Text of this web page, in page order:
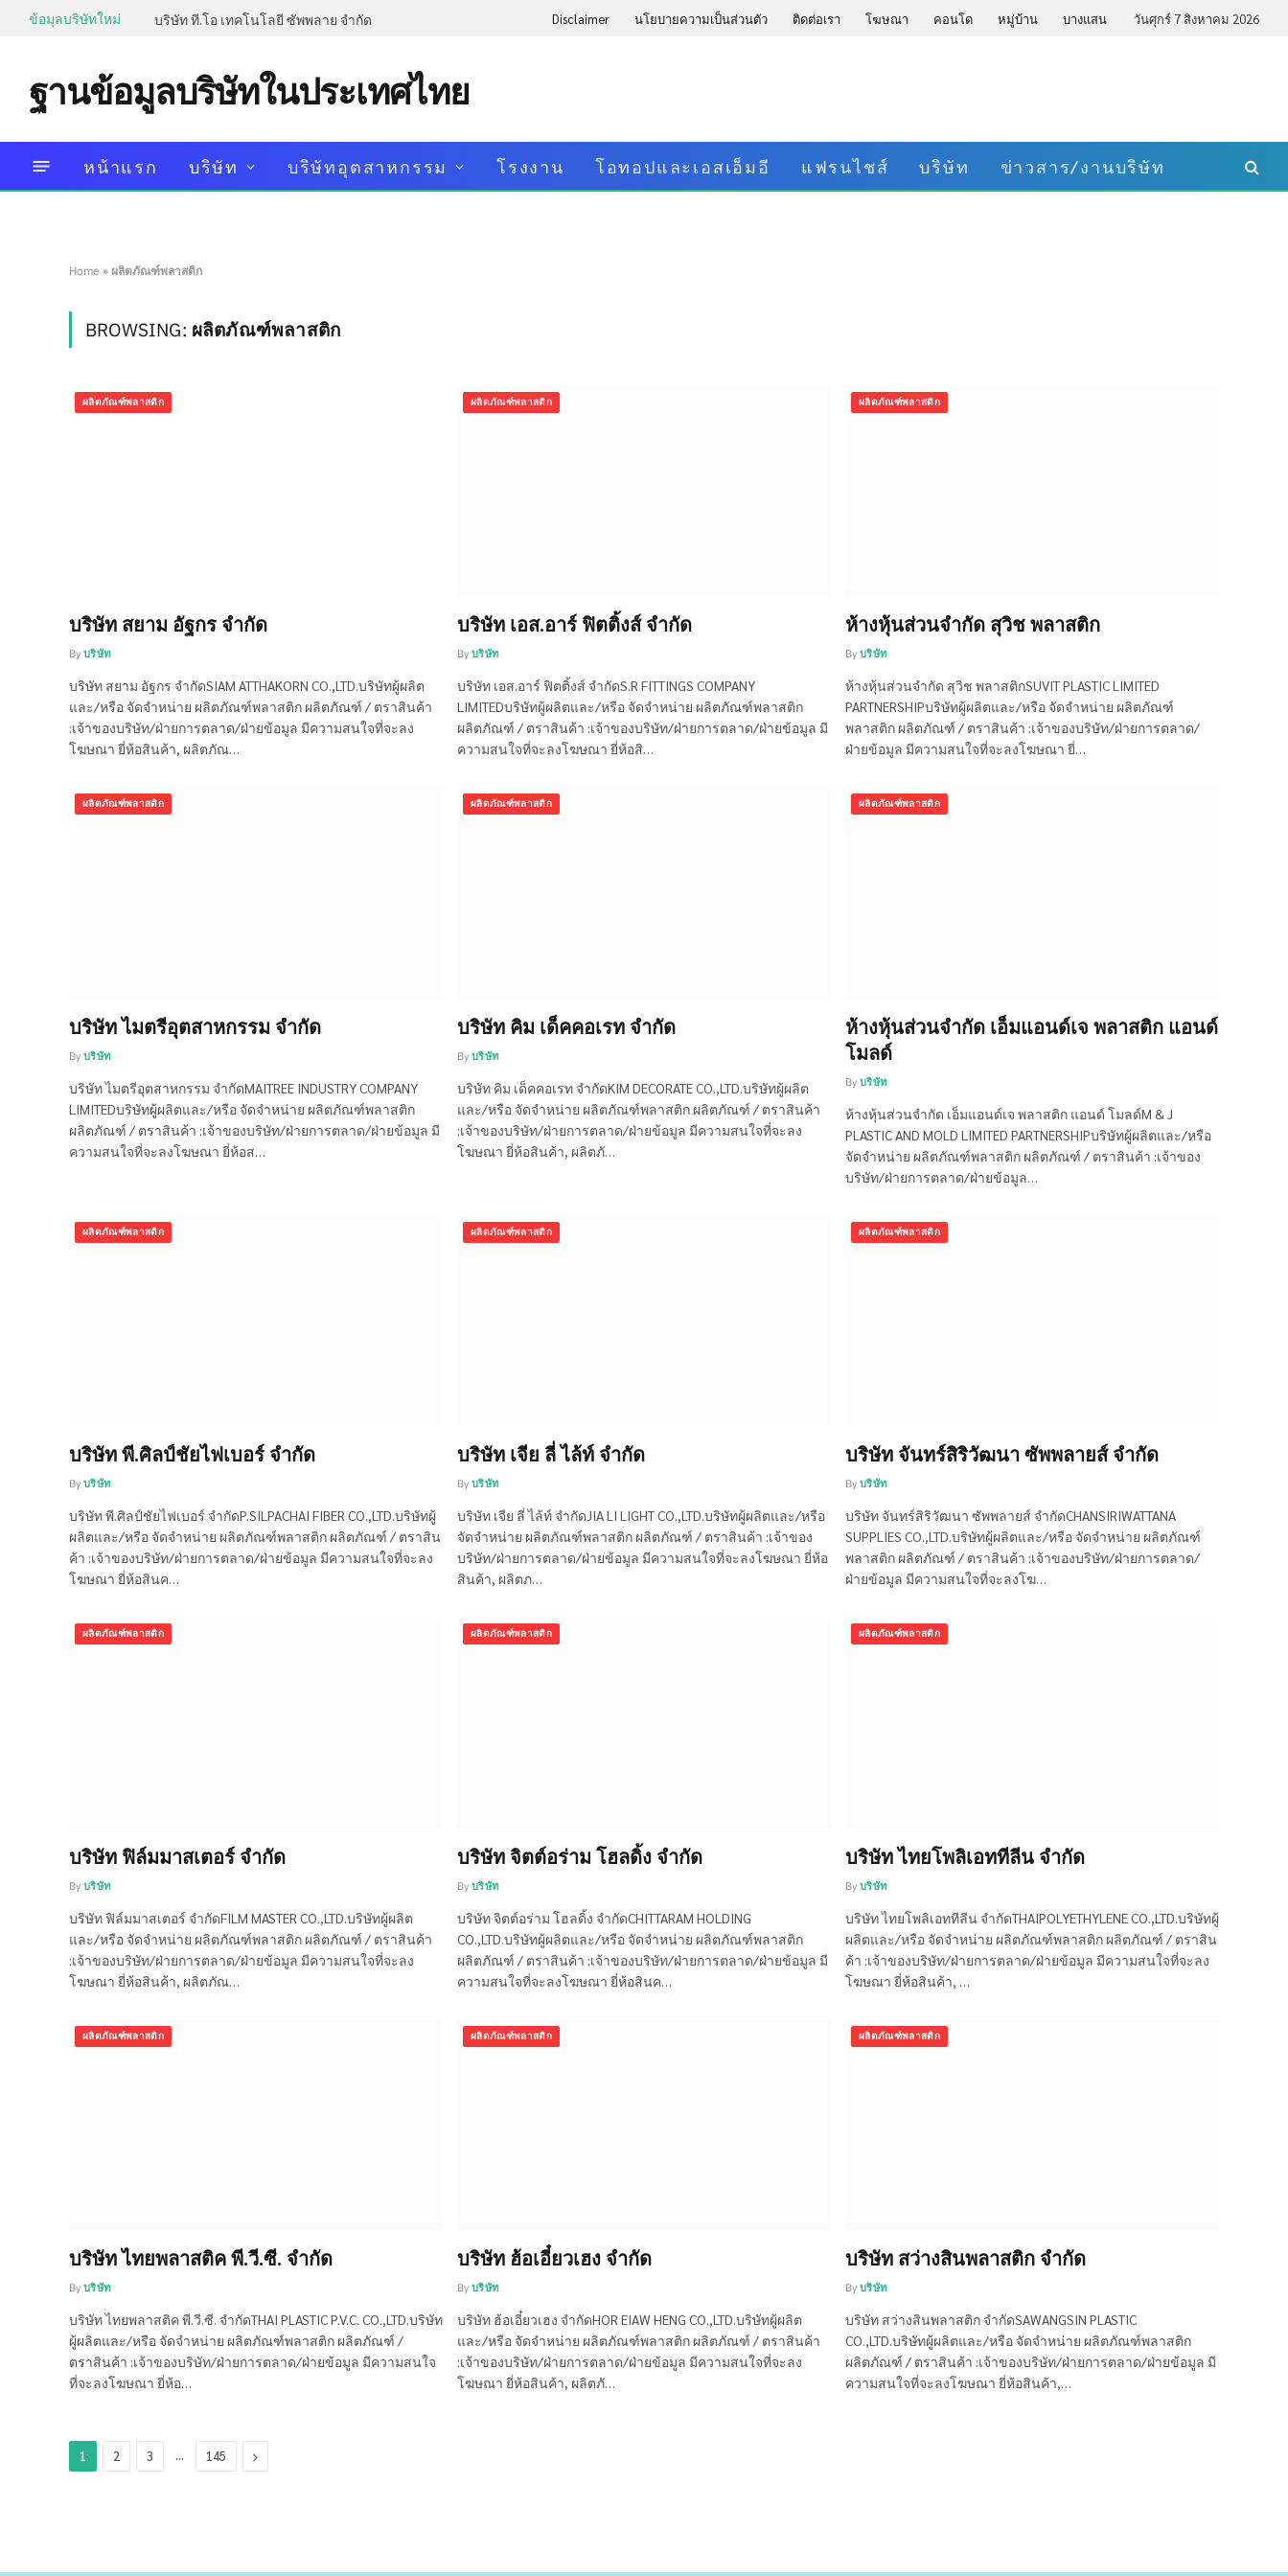
ข้อมุลบริษัทใหม่ บริษัท ที.โอ เทคโนโลยี ซัพพลาย จำกัด Disclaimer นโยบายความเป็นส่วนตัว ติดต่อเรา โฆษณา คอนโด หมู่บ้าน บางแสน วันศุกร์ 7 สิงหาคม 2026
ฐานข้อมูลบริษัทในประเทศไทย
หน้าแรก บริษัท บริษัทอุตสาหกรรม โรงงาน โอทอปและเอสเอ็มอี แฟรนไชส์ บริษัท ข่าวสาร/งานบริษัท
Home » ผลิตภัณฑ์พลาสติก
BROWSING: ผลิตภัณฑ์พลาสติก
ผลิตภัณฑ์พลาสติก
บริษัท สยาม อัฐกร จำกัด
By บริษัท
บริษัท สยาม อัฐกร จำกัดSIAM ATTHAKORN CO.,LTD.บริษัทผู้ผลิต
และ/หรือ จัดจำหน่าย ผลิตภัณฑ์พลาสติก ผลิตภัณฑ์ / ตราสินค้า
:เจ้าของบริษัท/ฝ่ายการตลาด/ฝ่ายข้อมูล มีความสนใจที่จะลง
โฆษณา ยี่ห้อสินค้า, ผลิตภัณ…
ผลิตภัณฑ์พลาสติก
บริษัท เอส.อาร์ ฟิตติ้งส์ จำกัด
By บริษัท
บริษัท เอส.อาร์ ฟิตติ้งส์ จำกัดS.R FITTINGS COMPANY
LIMITEDบริษัทผู้ผลิตและ/หรือ จัดจำหน่าย ผลิตภัณฑ์พลาสติก
ผลิตภัณฑ์ / ตราสินค้า :เจ้าของบริษัท/ฝ่ายการตลาด/ฝ่ายข้อมูล มี
ความสนใจที่จะลงโฆษณา ยี่ห้อสิ…
ผลิตภัณฑ์พลาสติก
ห้างหุ้นส่วนจำกัด สุวิช พลาสติก
By บริษัท
ห้างหุ้นส่วนจำกัด สุวิช พลาสติกSUVIT PLASTIC LIMITED
PARTNERSHIPบริษัทผู้ผลิตและ/หรือ จัดจำหน่าย ผลิตภัณฑ์
พลาสติก ผลิตภัณฑ์ / ตราสินค้า :เจ้าของบริษัท/ฝ่ายการตลาด/
ฝ่ายข้อมูล มีความสนใจที่จะลงโฆษณา ยี่…
ผลิตภัณฑ์พลาสติก
บริษัท ไมตรีอุตสาหกรรม จำกัด
By บริษัท
บริษัท ไมตรีอุตสาหกรรม จำกัดMAITREE INDUSTRY COMPANY
LIMITEDบริษัทผู้ผลิตและ/หรือ จัดจำหน่าย ผลิตภัณฑ์พลาสติก
ผลิตภัณฑ์ / ตราสินค้า :เจ้าของบริษัท/ฝ่ายการตลาด/ฝ่ายข้อมูล มี
ความสนใจที่จะลงโฆษณา ยี่ห้อส…
ผลิตภัณฑ์พลาสติก
บริษัท คิม เด็คคอเรท จำกัด
By บริษัท
บริษัท คิม เด็คคอเรท จำกัดKIM DECORATE CO.,LTD.บริษัทผู้ผลิต
และ/หรือ จัดจำหน่าย ผลิตภัณฑ์พลาสติก ผลิตภัณฑ์ / ตราสินค้า
:เจ้าของบริษัท/ฝ่ายการตลาด/ฝ่ายข้อมูล มีความสนใจที่จะลง
โฆษณา ยี่ห้อสินค้า, ผลิตภั…
ผลิตภัณฑ์พลาสติก
ห้างหุ้นส่วนจำกัด เอ็มแอนด์เจ พลาสติก แอนด์
โมลด์
By บริษัท
ห้างหุ้นส่วนจำกัด เอ็มแอนด์เจ พลาสติก แอนด์ โมลด์M & J
PLASTIC AND MOLD LIMITED PARTNERSHIPบริษัทผู้ผลิตและ/หรือ
จัดจำหน่าย ผลิตภัณฑ์พลาสติก ผลิตภัณฑ์ / ตราสินค้า :เจ้าของ
บริษัท/ฝ่ายการตลาด/ฝ่ายข้อมูล…
ผลิตภัณฑ์พลาสติก
บริษัท พี.ศิลป์ชัยไฟเบอร์ จำกัด
By บริษัท
บริษัท พี.ศิลป์ชัยไฟเบอร์ จำกัดP.SILPACHAI FIBER CO.,LTD.บริษัทผู้
ผลิตและ/หรือ จัดจำหน่าย ผลิตภัณฑ์พลาสติก ผลิตภัณฑ์ / ตราสิน
ค้า :เจ้าของบริษัท/ฝ่ายการตลาด/ฝ่ายข้อมูล มีความสนใจที่จะลง
โฆษณา ยี่ห้อสินค…
ผลิตภัณฑ์พลาสติก
บริษัท เจีย ลี่ ไล้ท์ จำกัด
By บริษัท
บริษัท เจีย ลี่ ไล้ท์ จำกัดJIA LI LIGHT CO.,LTD.บริษัทผู้ผลิตและ/หรือ
จัดจำหน่าย ผลิตภัณฑ์พลาสติก ผลิตภัณฑ์ / ตราสินค้า :เจ้าของ
บริษัท/ฝ่ายการตลาด/ฝ่ายข้อมูล มีความสนใจที่จะลงโฆษณา ยี่ห้อ
สินค้า, ผลิตภ…
ผลิตภัณฑ์พลาสติก
บริษัท จันทร์สิริวัฒนา ซัพพลายส์ จำกัด
By บริษัท
บริษัท จันทร์สิริวัฒนา ซัพพลายส์ จำกัดCHANSIRIWATTANA
SUPPLIES CO.,LTD.บริษัทผู้ผลิตและ/หรือ จัดจำหน่าย ผลิตภัณฑ์
พลาสติก ผลิตภัณฑ์ / ตราสินค้า :เจ้าของบริษัท/ฝ่ายการตลาด/
ฝ่ายข้อมูล มีความสนใจที่จะลงโฆ…
ผลิตภัณฑ์พลาสติก
บริษัท ฟิล์มมาสเตอร์ จำกัด
By บริษัท
บริษัท ฟิล์มมาสเตอร์ จำกัดFILM MASTER CO.,LTD.บริษัทผู้ผลิต
และ/หรือ จัดจำหน่าย ผลิตภัณฑ์พลาสติก ผลิตภัณฑ์ / ตราสินค้า
:เจ้าของบริษัท/ฝ่ายการตลาด/ฝ่ายข้อมูล มีความสนใจที่จะลง
โฆษณา ยี่ห้อสินค้า, ผลิตภัณ…
ผลิตภัณฑ์พลาสติก
บริษัท จิตต์อร่าม โฮลดิ้ง จำกัด
By บริษัท
บริษัท จิตต์อร่าม โฮลดิ้ง จำกัดCHITTARAM HOLDING
CO.,LTD.บริษัทผู้ผลิตและ/หรือ จัดจำหน่าย ผลิตภัณฑ์พลาสติก
ผลิตภัณฑ์ / ตราสินค้า :เจ้าของบริษัท/ฝ่ายการตลาด/ฝ่ายข้อมูล มี
ความสนใจที่จะลงโฆษณา ยี่ห้อสินค…
ผลิตภัณฑ์พลาสติก
บริษัท ไทยโพลิเอททีลีน จำกัด
By บริษัท
บริษัท ไทยโพลิเอททีลีน จำกัดTHAIPOLYETHYLENE CO.,LTD.บริษัทผู้
ผลิตและ/หรือ จัดจำหน่าย ผลิตภัณฑ์พลาสติก ผลิตภัณฑ์ / ตราสิน
ค้า :เจ้าของบริษัท/ฝ่ายการตลาด/ฝ่ายข้อมูล มีความสนใจที่จะลง
โฆษณา ยี่ห้อสินค้า, …
ผลิตภัณฑ์พลาสติก
บริษัท ไทยพลาสติค พี.วี.ซี. จำกัด
By บริษัท
บริษัท ไทยพลาสติค พี.วี.ซี. จำกัดTHAI PLASTIC P.V.C. CO.,LTD.บริษัท
ผู้ผลิตและ/หรือ จัดจำหน่าย ผลิตภัณฑ์พลาสติก ผลิตภัณฑ์ /
ตราสินค้า :เจ้าของบริษัท/ฝ่ายการตลาด/ฝ่ายข้อมูล มีความสนใจ
ที่จะลงโฆษณา ยี่ห้อ…
ผลิตภัณฑ์พลาสติก
บริษัท ฮ้อเอี๋ยวเฮง จำกัด
By บริษัท
บริษัท ฮ้อเอี๋ยวเฮง จำกัดHOR EIAW HENG CO.,LTD.บริษัทผู้ผลิต
และ/หรือ จัดจำหน่าย ผลิตภัณฑ์พลาสติก ผลิตภัณฑ์ / ตราสินค้า
:เจ้าของบริษัท/ฝ่ายการตลาด/ฝ่ายข้อมูล มีความสนใจที่จะลง
โฆษณา ยี่ห้อสินค้า, ผลิตภั…
ผลิตภัณฑ์พลาสติก
บริษัท สว่างสินพลาสติก จำกัด
By บริษัท
บริษัท สว่างสินพลาสติก จำกัดSAWANGSIN PLASTIC
CO.,LTD.บริษัทผู้ผลิตและ/หรือ จัดจำหน่าย ผลิตภัณฑ์พลาสติก
ผลิตภัณฑ์ / ตราสินค้า :เจ้าของบริษัท/ฝ่ายการตลาด/ฝ่ายข้อมูล มี
ความสนใจที่จะลงโฆษณา ยี่ห้อสินค้า,…
1 2 3 … 145 Next